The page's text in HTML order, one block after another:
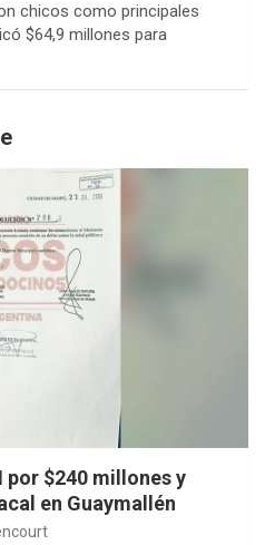
chicos como principales
$64,9 millones para
por $240 millones y
en Guaymallén